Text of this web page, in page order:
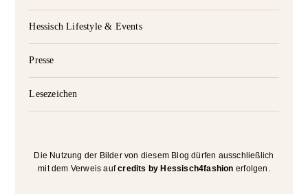
Hessisch Lifestyle & Events
Presse
Lesezeichen
Die Nutzung der Bilder von diesem Blog dürfen ausschließlich
mit dem Verweis aufcredits by Hessisch4fashion erfolgen.